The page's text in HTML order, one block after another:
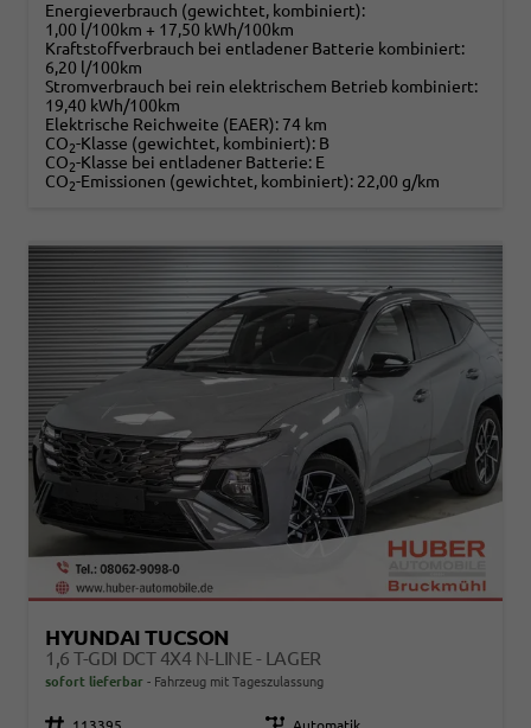
Energieverbrauch (gewichtet, kombiniert):
1,00 l/100km + 17,50 kWh/100km
Kraftstoffverbrauch bei entladener Batterie kombiniert:
6,20 l/100km
Stromverbrauch bei rein elektrischem Betrieb kombiniert:
19,40 kWh/100km
Elektrische Reichweite (EAER): 74 km
CO2-Klasse (gewichtet, kombiniert): B
CO2-Klasse bei entladener Batterie: E
CO2-Emissionen (gewichtet, kombiniert): 22,00 g/km
HYUNDAI TUCSON
1,6 T-GDI DCT 4X4 N-LINE - LAGER
sofort lieferbar Fahrzeug mit Tageszulassung